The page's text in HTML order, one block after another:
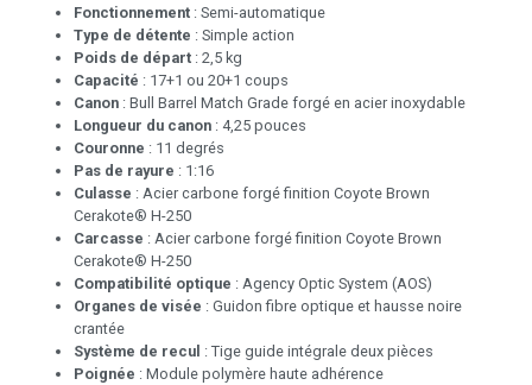
Fonctionnement : Semi-automatique
Type de détente : Simple action
Poids de départ : 2,5 kg
Capacité : 17+1 ou 20+1 coups
Canon : Bull Barrel Match Grade forgé en acier inoxydable
Longueur du canon : 4,25 pouces
Couronne : 11 degrés
Pas de rayure : 1:16
Culasse : Acier carbone forgé finition Coyote Brown
Cerakote® H-250
Carcasse : Acier carbone forgé finition Coyote Brown
Cerakote® H-250
Compatibilité optique : Agency Optic System (AOS)
Organes de visée : Guidon fibre optique et hausse noire
crantée
Système de recul : Tige guide intégrale deux pièces
Poignée : Module polymère haute adhérence